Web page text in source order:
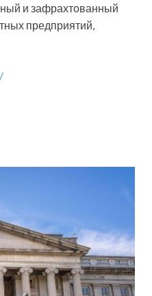
и зафрахтованный
предприятий,